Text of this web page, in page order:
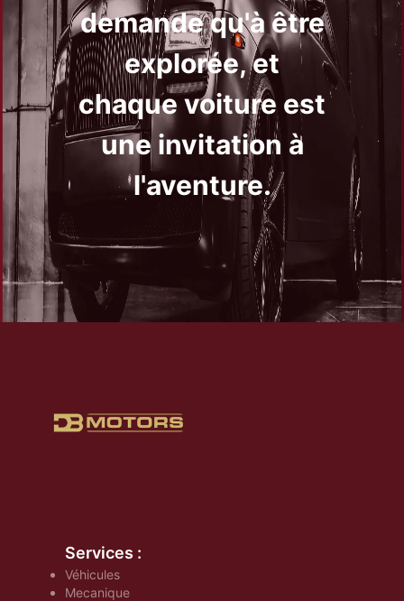
demande qu'à être
explorée, et
chaque voiture est
une invitation à
l'aventure.
Services :
Véhicules
Mecanique